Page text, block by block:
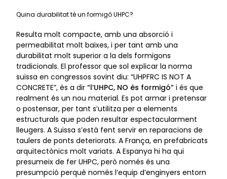
Quina durabilitat té un formigó UHPC?
Resulta molt compacte, amb una absorció i
permeabilitat molt baixes, i per tant amb una
durabilitat molt superior a la dels formigons
tradicionals. El professor que sol explicar la norma
suïssa en congressos sovint diu: “UHPFRC IS NOT A
CONCRETE”, és a dir “l’UHPC, NO és formigó” i és que
realment és un nou material. Es pot armar i pretensar
o postensar, per tant s’utilitza per a elements
estructurals que poden resultar espectacularment
lleugers. A Suïssa s’està fent servir en reparacions de
taulers de ponts deteriorats. A França, en prefabricats
arquitectònics molt variats. A Espanya hi ha qui
presumeix de fer UHPC, però només és una
presumpció perquè només l’equip d’enginyers entorn